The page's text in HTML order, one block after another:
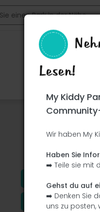
Ce parc
Soit
Ich füge eine
Lesen!
My Kiddy
Wir haben My
Haben Sie
➡️ Teile sie mit
Gehst du auf
➡️ Denken Sie
uns zu posten,